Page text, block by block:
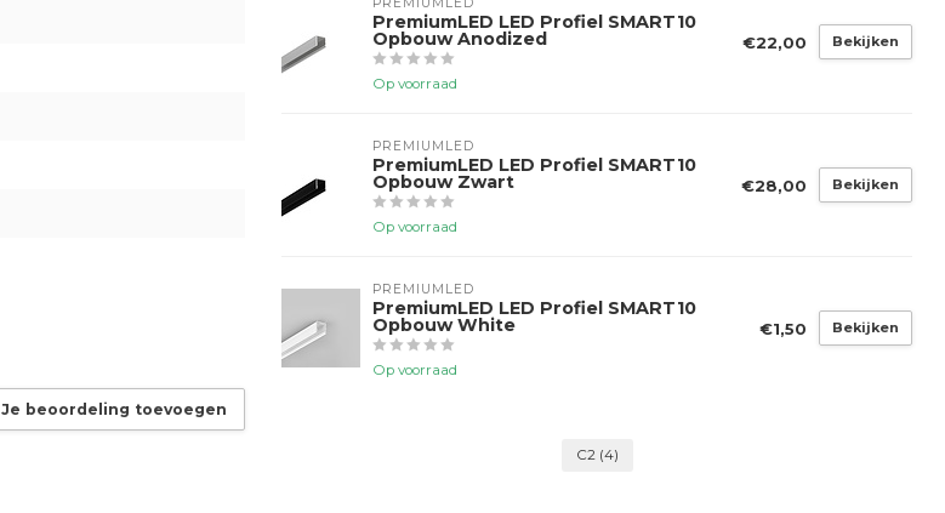
Je beoordeling toevoegen
PremiumLED LED Profiel SMART10
Opbouw Anodized
Op voorraad
€22,00 Bekijken
PREMIUMLED
PremiumLED LED Profiel SMART10
Opbouw Zwart
Op voorraad
€28,00 Bekijken
PREMIUMLED
PremiumLED LED Profiel SMART10
Opbouw White
Op voorraad
€1,50 Bekijken
C2 (4)